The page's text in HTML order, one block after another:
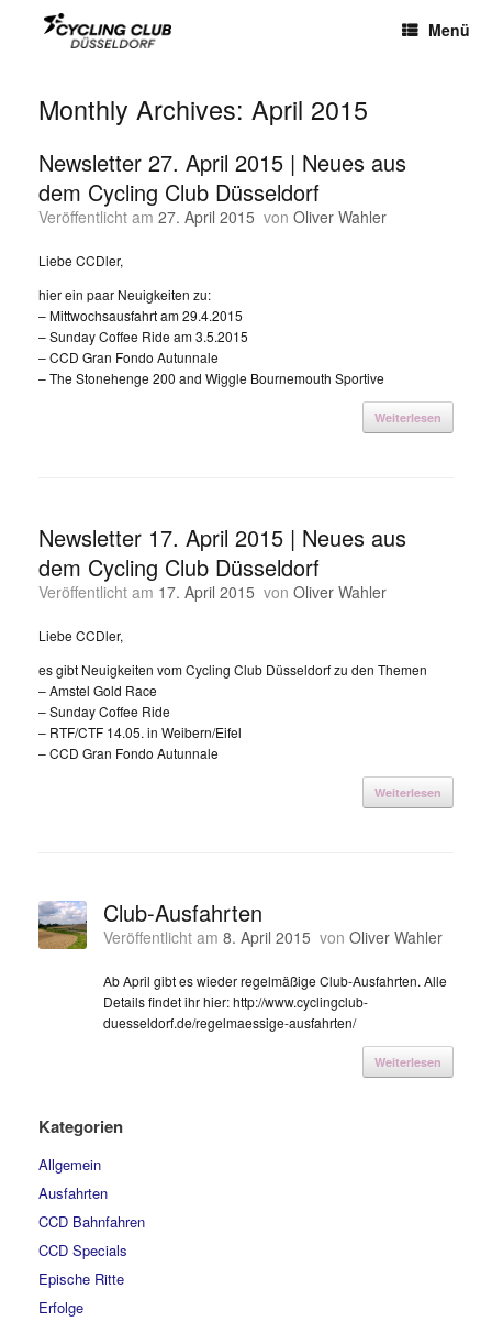
Menü
Monthly Archives: April 2015
Newsletter 27. April 2015 | Neues aus
dem Cycling Club Düsseldorf
Veröffentlicht am 27. April 2015 von Oliver Wahler
Liebe CCDler,
hier ein paar Neuigkeiten zu:
– Mittwochsausfahrt am 29.4.2015
– Sunday Coffee Ride am 3.5.2015
– CCD Gran Fondo Autunnale
– The Stonehenge 200 and Wiggle Bournemouth Sportive
Weiterlesen
Newsletter 17. April 2015 | Neues aus
dem Cycling Club Düsseldorf
Veröffentlicht am 17. April 2015 von Oliver Wahler
Liebe CCDler,
es gibt Neuigkeiten vom Cycling Club Düsseldorf zu den Themen
– Amstel Gold Race
– Sunday Coffee Ride
– RTF/CTF 14.05. in Weibern/Eifel
– CCD Gran Fondo Autunnale
Weiterlesen
Club-Ausfahrten
Veröffentlicht am 8. April 2015 von Oliver Wahler
Ab April gibt es wieder regelmäßige Club-Ausfahrten. Alle
Details findet ihr hier: http://www.cyclingclub-
duesseldorf.de/regelmaessige-ausfahrten/
Weiterlesen
Kategorien
Allgemein
Ausfahrten
CCD Bahnfahren
CCD Specials
Epische Ritte
Erfolge